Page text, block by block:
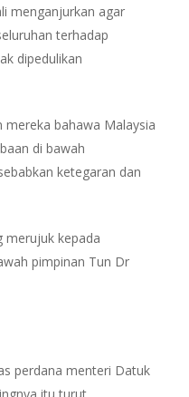
menganjurkan agar
terhadap
dipedulikan
mereka bahawa Malaysia
di bawah
ketegaran dan
merujuk kepada
pimpinan Tun Dr
perdana menteri Datuk